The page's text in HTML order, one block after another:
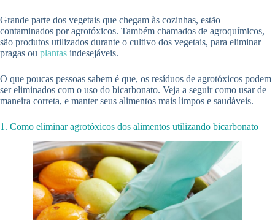
Grande parte dos vegetais que chegam às cozinhas, estão
contaminados por agrotóxicos. Também chamados de agroquímicos,
são produtos utilizados durante o cultivo dos vegetais, para eliminar
pragas ou plantas indesejáveis.
O que poucas pessoas sabem é que, os resíduos de agrotóxicos podem
ser eliminados com o uso do bicarbonato. Veja a seguir como usar de
maneira correta, e manter seus alimentos mais limpos e saudáveis.
1. Como eliminar agrotóxicos dos alimentos utilizando bicarbonato